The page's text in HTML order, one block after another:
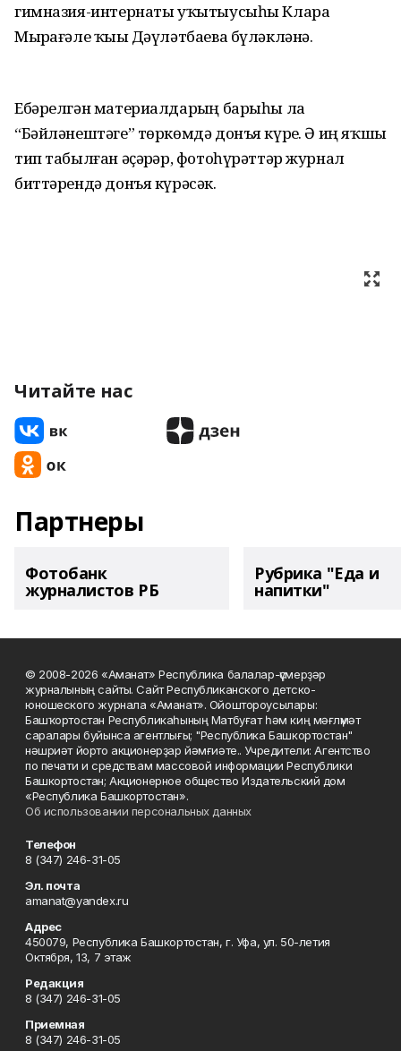
гимназия-интернаты уҡытыусыһы Клара
Мырҙағәле ҡыҙы Дәүләтбаева бүләкләнә.
Ебәрелгән материалдарҙың барыһы ла
“Бәйләнештәге” төркөмдә донъя күрҙе. Ә иң яҡшы
тип табылған әҫәрҙәр, фотоһүрәттәр журнал
биттәрендә донъя күрәсәк.
Читайте нас
Партнеры
Фотобанк
журналистов РБ
Рубрика "Еда и
напитки"
© 2008-2026 «Аманат» Республика балалар-үҫмерҙәр
журналының сайты. Сайт Республиканского детско-
юношеского журнала «Аманат». Ойоштороусылары:
Башҡортостан Республикаһының Матбуғат һәм киң мәғлүмәт
саралары буйынса агентлығы; "Республика Башкортостан"
нәшриәт йорто акционерҙар йәмғиәте.. Учредители: Агентство
по печати и средствам массовой информации Республики
Башкортостан; Акционерное общество Издательский дом
«Республика Башкортостан».
Об использовании персональных данных
Телефон
8 (347) 246-31-05
Эл. почта
amanat@yandex.ru
Адрес
450079, Республика Башкортостан, г. Уфа, ул. 50-летия
Октября, 13, 7 этаж
Редакция
8 (347) 246-31-05
Приемная
8 (347) 246-31-05